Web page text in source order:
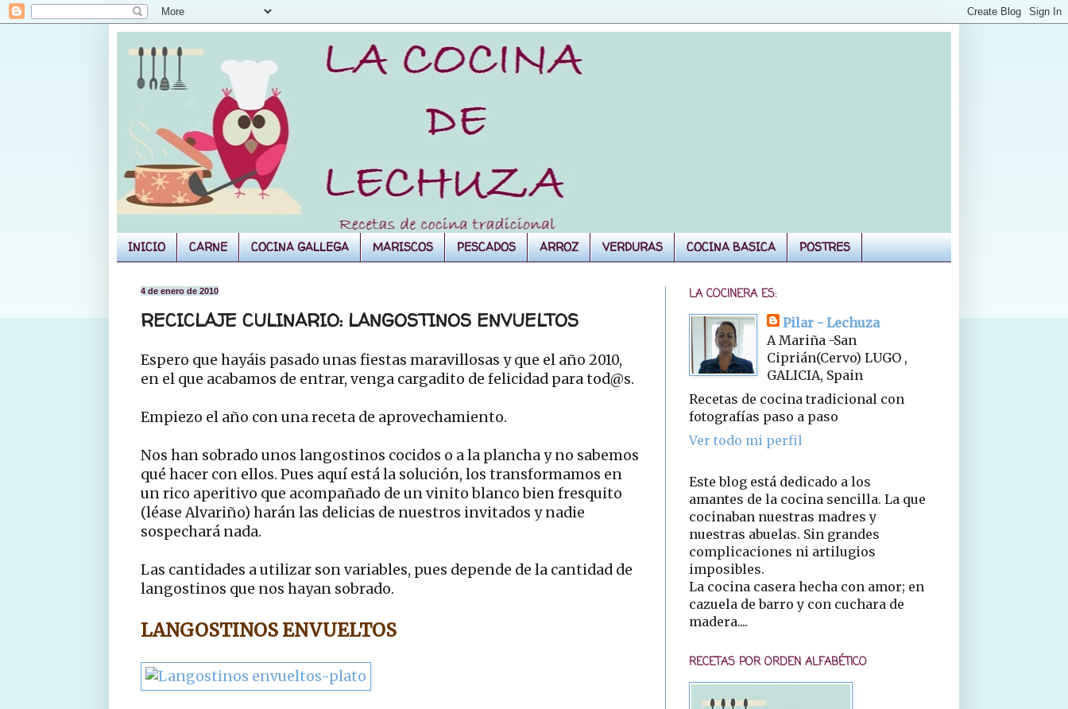
INICIO CARNE COCINA GALLEGA MARISCOS PESCADOS ARROZ VERDURAS COCINA BASICA POSTRES
4 de enero de 2010
RECICLAJE CULINARIO: LANGOSTINOS ENVUELTOS
Espero que hayáis pasado unas fiestas maravillosas y que el año 2010,
en el que acabamos de entrar, venga cargadito de felicidad para tod@s.
Empiezo el año con una receta de aprovechamiento.
Nos han sobrado unos langostinos cocidos o a la plancha y no sabemos
qué hacer con ellos. Pues aquí está la solución, los transformamos en
un rico aperitivo que acompañado de un vinito blanco bien fresquito
(léase Alvariño) harán las delicias de nuestros invitados y nadie
sospechará nada.
Las cantidades a utilizar son variables, pues depende de la cantidad de
langostinos que nos hayan sobrado.
LANGOSTINOS ENVUELTOS
LA COCINERA ES:
Pilar - Lechuza
A Mariña -San
Ciprián(Cervo) LUGO ,
GALICIA, Spain
Recetas de cocina tradicional con
fotografías paso a paso
Ver todo mi perfil
Este blog está dedicado a los
amantes de la cocina sencilla. La que
cocinaban nuestras madres y
nuestras abuelas. Sin grandes
complicaciones ni artilugios
imposibles.
La cocina casera hecha con amor; en
cazuela de barro y con cuchara de
madera....
RECETAS POR ORDEN ALFABÉTICO